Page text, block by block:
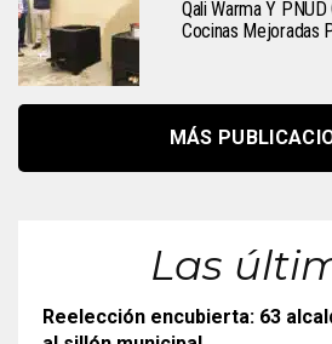
Qali Warma Y
Cocinas Mejoradas
MÁS
Las
Reelección encubierta: 63